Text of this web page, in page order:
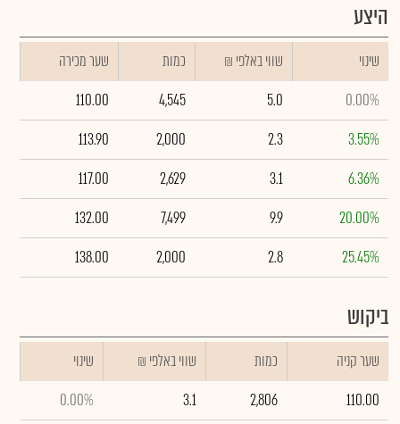
היצע
שינוי ₪ שווי באלפי כמות
שער מכירה
0.00%
5.0
4,545
110.00
3.55%
2.3
2,000
113.90
6.36%
3.1
2,629
117.00
20.00%
9.9
7,499
132.00
25.45%
2.8
2,000
138.00
ביקוש
שער קניה כמות ₪ שווי באלפי
שינוי
110.00
2,806
3.1
0.00%